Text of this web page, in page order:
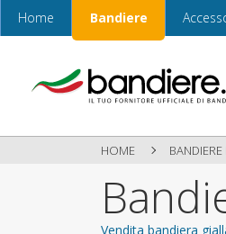
Home Bandiere
HOME
Vendita bandiera